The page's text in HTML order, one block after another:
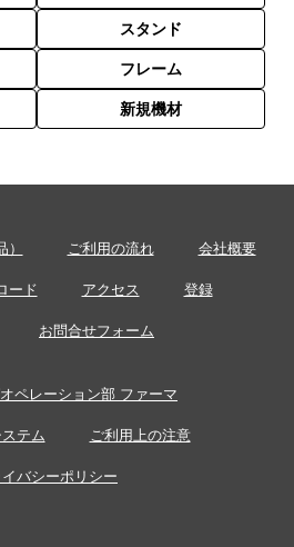
スタンド
フレーム
新規機材
ご利用の流れ 会社概要
ード アクセス 登録
お問合せフォーム
ペレーション部 ファーマ
テム ご利用上の注意
バシーポリシー